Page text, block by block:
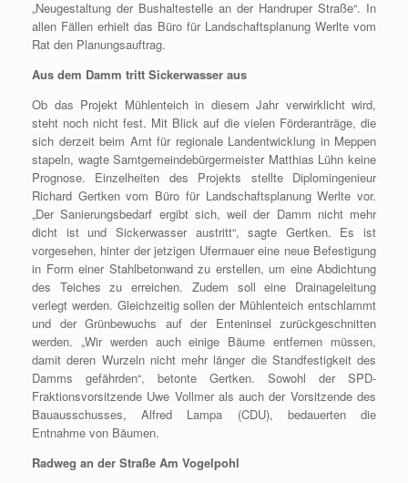
„Neugestaltung der Bushaltestelle an der Handruper Straße“. In
allen Fällen erhielt das Büro für Landschaftsplanung Werlte vom
Rat den Planungsauftrag.
Aus dem Damm tritt Sickerwasser aus
Ob das Projekt Mühlenteich in diesem Jahr verwirklicht wird,
steht noch nicht fest. Mit Blick auf die vielen Förderanträge, die
sich derzeit beim Amt für regionale Landentwicklung in Meppen
stapeln, wagte Samtgemeindebürgermeister Matthias Lühn keine
Prognose. Einzelheiten des Projekts stellte Diplomingenieur
Richard Gertken vom Büro für Landschaftsplanung Werlte vor.
„Der Sanierungsbedarf ergibt sich, weil der Damm nicht mehr
dicht ist und Sickerwasser austritt“, sagte Gertken. Es ist
vorgesehen, hinter der jetzigen Ufermauer eine neue Befestigung
in Form einer Stahlbetonwand zu erstellen, um eine Abdichtung
des Teiches zu erreichen. Zudem soll eine Drainageleitung
verlegt werden. Gleichzeitig sollen der Mühlenteich entschlammt
und der Grünbewuchs auf der Enteninsel zurückgeschnitten
werden. „Wir werden auch einige Bäume entfernen müssen,
damit deren Wurzeln nicht mehr länger die Standfestigkeit des
Damms gefährden“, betonte Gertken. Sowohl der SPD-
Fraktionsvorsitzende Uwe Vollmer als auch der Vorsitzende des
Bauausschusses, Alfred Lampa (CDU), bedauerten die
Entnahme von Bäumen.
Radweg an der Straße Am Vogelpohl